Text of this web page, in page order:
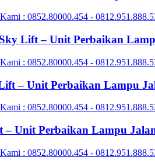
Lift – Unit Perbaikan
– Unit Perbaikan Lampu
Unit Perbaikan Lampu